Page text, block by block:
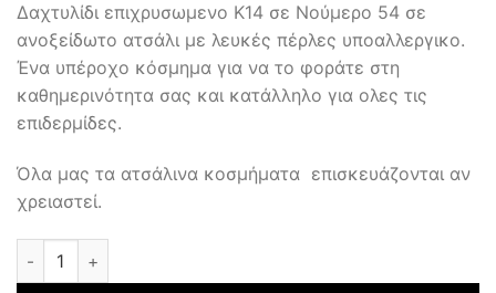
Δαχτυλίδι επιχρυσωμενο Κ14 σε Νούμερο 54 σε
ανοξείδωτο ατσάλι με λευκές πέρλες υποαλλεργικο.
Ένα υπέροχο κόσμημα για να το φοράτε στη
καθημερινότητα σας και κατάλληλο για ολες τις
επιδερμίδες.
Όλα μας τα ατσάλινα κοσμήματα επισκευάζονται αν
χρειαστεί.
ΑΤΣΑΛΙΝΑ ΚΟΣΜΗΜΑΤΑ ποσότητα